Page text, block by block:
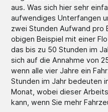
aus. Was sich hier sehr
aufwendiges Unterfangen
zwei Stunden Aufwand pro
obigen Beispiel mit einer
das bis zu 50 Stunden im
sich auf die Annahme von
wenn alle vier Jahre ein
Stunden im Jahr bedeuten
Monat, wobei dieser
kann, wenn Sie mehr